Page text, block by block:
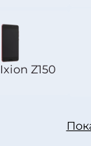
Z150